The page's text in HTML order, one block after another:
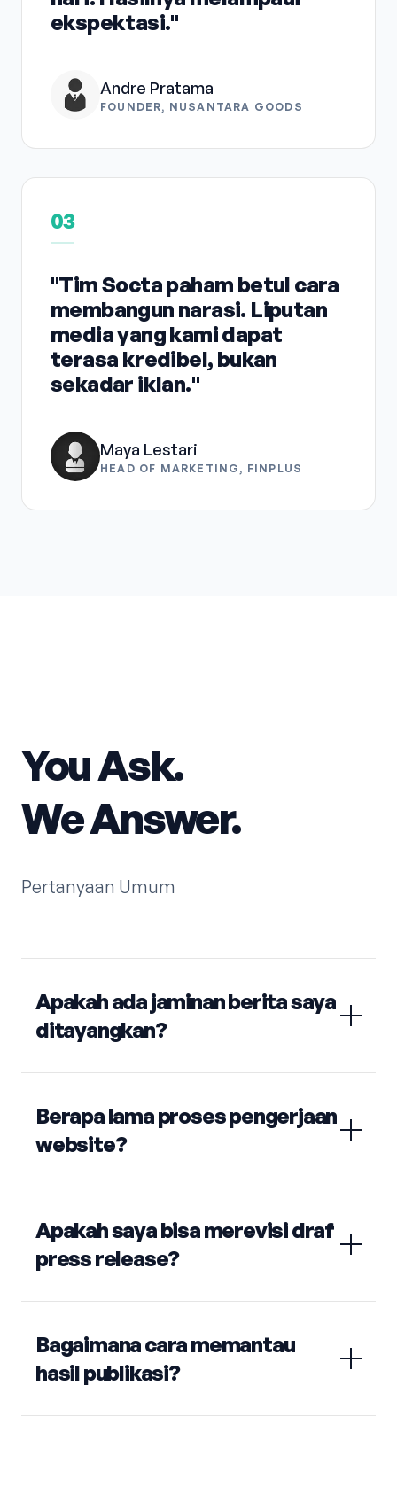
ekspektasi."
Andre Pratama
FOUNDER, NUSANTARA GOODS
03
"Tim Socta paham betul cara
membangun narasi. Liputan
media yang kami dapat
terasa kredibel, bukan
sekadar iklan."
Maya Lestari
HEAD OF MARKETING, FINPLUS
You Ask.
We Answer.
Pertanyaan Umum
Apakah ada jaminan berita saya
ditayangkan?
Berapa lama proses pengerjaan
website?
Apakah saya bisa merevisi draf
press release?
Bagaimana cara memantau
hasil publikasi?